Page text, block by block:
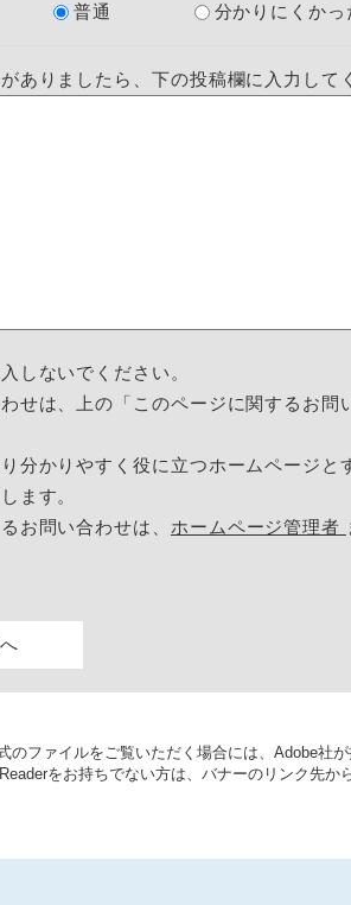
普通 分かりにくかっ
ありましたら、下の投稿欄に入力して
しないでください。
せは、上の「このページに関するお問
分かりやすく役に立つホームページと
ます。
お問い合わせは、 ホームページ管理者
のファイルをご覧いただく場合には、Adobe社
をお持ちでない方は、バナーのリンク先か